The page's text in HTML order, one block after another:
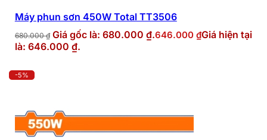
Máy phun sơn 450W Total TT3506
680.000₫ Giá gốc là: 680.000 ₫.646.000 ₫Giá hiện tại
là: 646.000 ₫.
-5%